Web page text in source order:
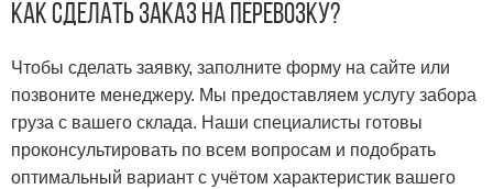
Как сделать заказ на перевозку?
Чтобы сделать заявку, заполните форму на сайте или
позвоните менеджеру. Мы предоставляем услугу забора
груза с вашего склада. Наши специалисты готовы
проконсультировать по всем вопросам и подобрать
оптимальный вариант с учётом характеристик вашего